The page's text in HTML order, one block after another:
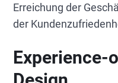
Erreichung der
der
Experience-